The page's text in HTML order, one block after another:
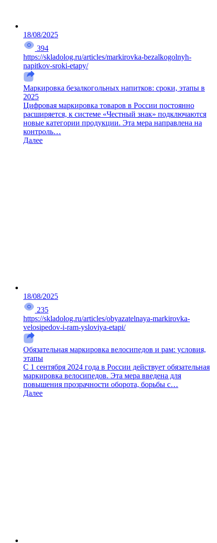
18/08/2025
394
https://skladolog.ru/articles/markirovka-bezalkogolnyh-
napitkov-sroki-etapy/
Маркировка безалкогольных напитков: сроки, этапы в
2025
Цифровая маркировка товаров в России постоянно
расширяется, к системе «Честный знак» подключаются
новые категории продукции. Эта мера направлена на
контроль…
Далее
18/08/2025
235
https://skladolog.ru/articles/obyazatelnaya-markirovka-
velosipedov-i-ram-ysloviya-etapi/
Обязательная маркировка велосипедов и рам: условия,
этапы
С 1 сентября 2024 года в России действует обязательная
маркировка велосипедов. Эта мера введена для
повышения прозрачности оборота, борьбы с…
Далее